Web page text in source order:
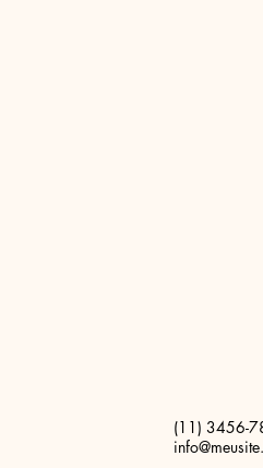
(11) 3456-